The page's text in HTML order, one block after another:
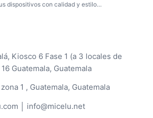
dispositivos con calidad y estilo…
Kiosco 6 Fase 1 (a 3 locales de
Guatemala, Guatemala
1 , Guatemala, Guatemala
│ info@micelu.net